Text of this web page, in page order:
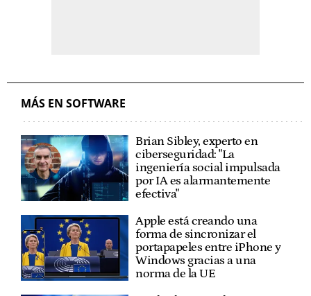
MÁS EN SOFTWARE
Brian Sibley, experto en
ciberseguridad: "La
ingeniería social impulsada
por IA es alarmantemente
efectiva"
Apple está creando una
forma de sincronizar el
portapapeles entre iPhone y
Windows gracias a una
norma de la UE